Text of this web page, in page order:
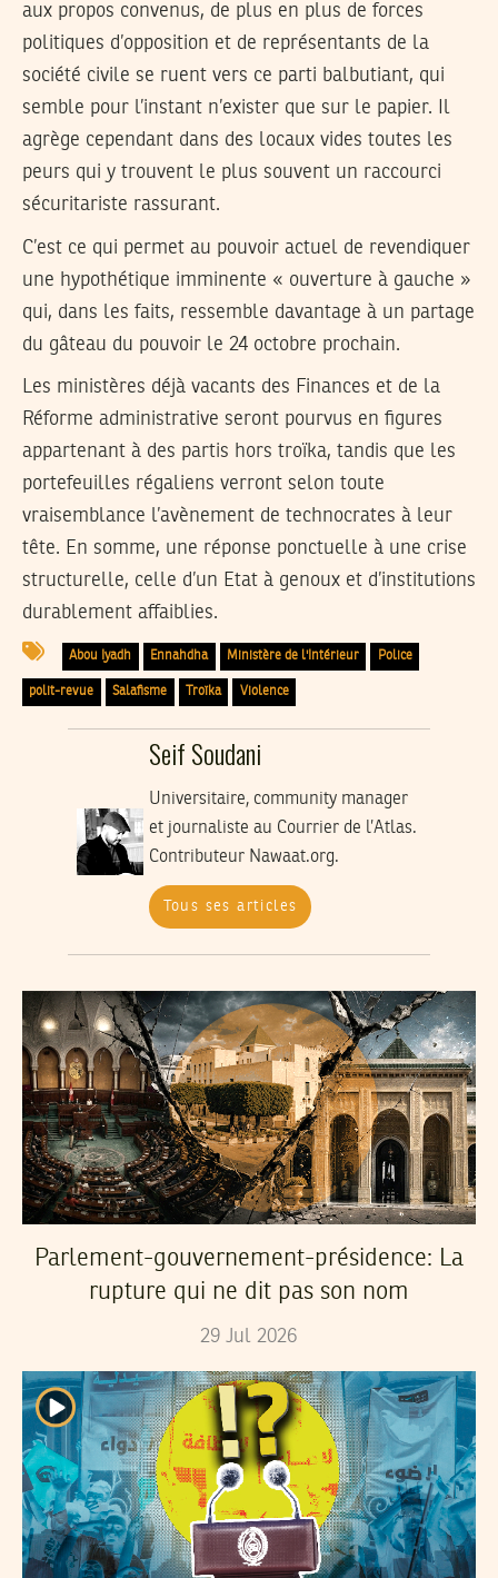
aux propos convenus, de plus en plus de forces
politiques d’opposition et de représentants de la
société civile se ruent vers ce parti balbutiant, qui
semble pour l’instant n’exister que sur le papier. Il
agrège cependant dans des locaux vides toutes les
peurs qui y trouvent le plus souvent un raccourci
sécuritariste rassurant.
C’est ce qui permet au pouvoir actuel de revendiquer
une hypothétique imminente « ouverture à gauche »
qui, dans les faits, ressemble davantage à un partage
du gâteau du pouvoir le 24 octobre prochain.
Les ministères déjà vacants des Finances et de la
Réforme administrative seront pourvus en figures
appartenant à des partis hors troïka, tandis que les
portefeuilles régaliens verront selon toute
vraisemblance l’avènement de technocrates à leur
tête. En somme, une réponse ponctuelle à une crise
structurelle, celle d’un Etat à genoux et d’institutions
durablement affaiblies.
Abou Iyadh Ennahdha Ministère de l'Intérieur Police
polit-revue Salafisme Troïka Violence
Seif Soudani
Universitaire, community manager
et journaliste au Courrier de l’Atlas.
Contributeur Nawaat.org.
Tous ses articles
Parlement-gouvernement-présidence: La
rupture qui ne dit pas son nom
29 Jul 2026